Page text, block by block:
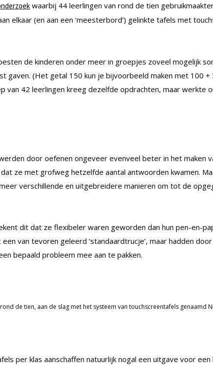
waarbij 44 leerlingen van rond de tien
elkaar (en aan een ‘meesterbord’) gelinkte tafels met
de kinderen onder meer in groepjes zoveel mogelijk
gaven. (Het getal 150 kun je bijvoorbeeld maken met 100 +
van 42 leerlingen kreeg dezelfde opdrachten, maar werkte
door oefenen ongeveer evenveel beter in het maken
ze met grofweg hetzelfde aantal antwoorden kwamen.
verschillende en uitgebreidere manieren om tot de
dit dat ze flexibeler waren geworden dan hun pen-en-
van tevoren geleerd ‘standaardtrucje’, maar hadden
bepaald probleem mee aan te pakken.
de tien, aan de slag met het systeem van touchscreentafels genaamd
per klas aanschaffen natuurlijk nogal een uitgave voor een